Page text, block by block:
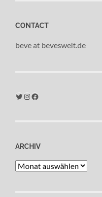
CONTACT
beve at beveswelt.de
Twitter Instagram Facebook
ARCHIV
Archiv